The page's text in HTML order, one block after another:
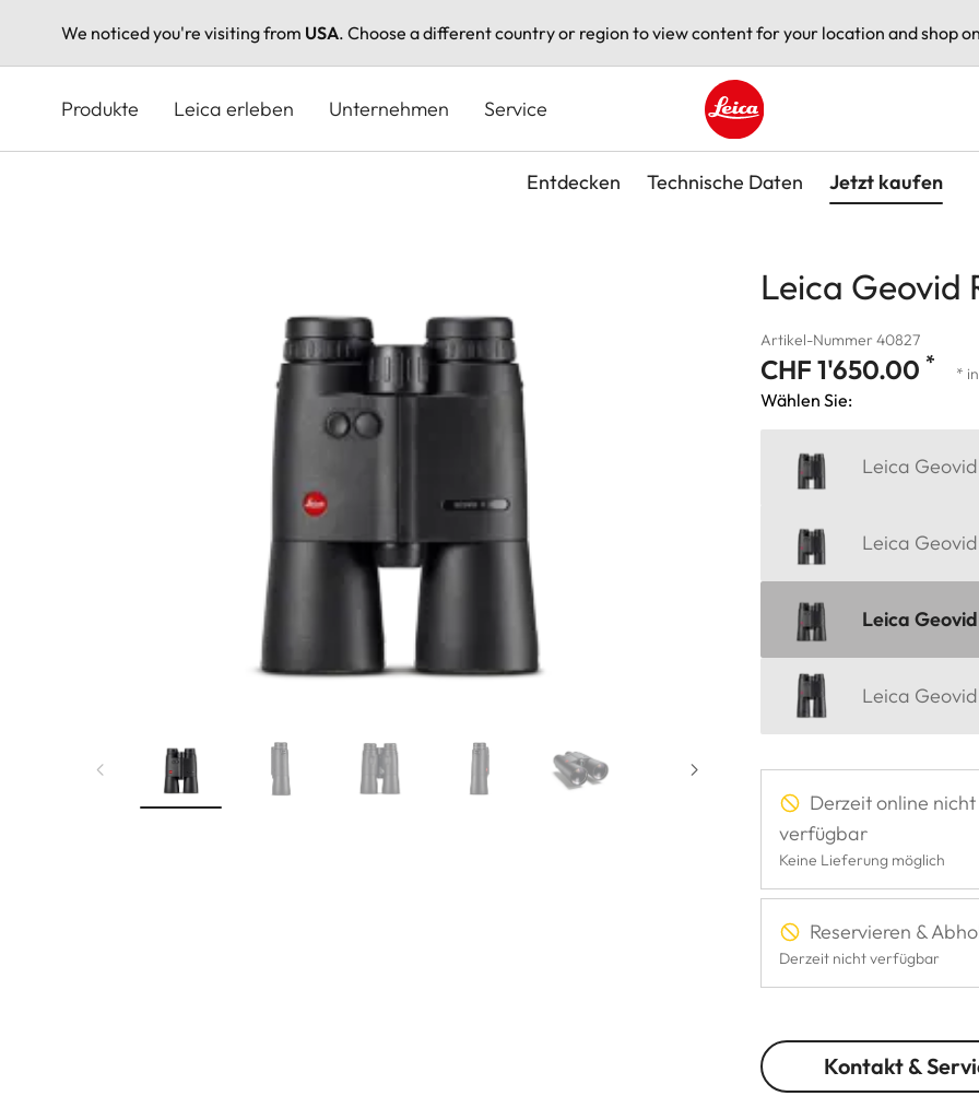
We noticed you're visiting from USA. Choose a different country or region to view content for your location and shop
Produkte Leica erleben Unternehmen Service
Leica logo - Home
Entdecken Technische Daten Jetzt kaufen
Leica Geovid
Artikel-Nummer 40827
CHF 1'650.00 * *
Wählen Sie:
Leica
Leica Geovid
Leica
Leica Geovid
Derzeit online nicht
verfügbar
Keine Lieferung möglich
Reservieren &
Derzeit nicht verfügbar
Kontakt &